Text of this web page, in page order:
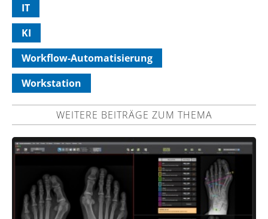
IT
KI
Workflow-Automatisierung
Workstation
WEITERE BEITRÄGE ZUM THEMA